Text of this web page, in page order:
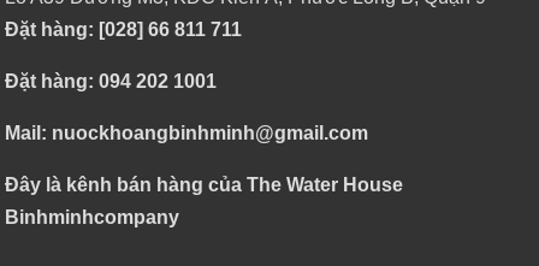
Đặt hàng: [028] 66 811 711
Đặt hàng: 094 202 1001
Mail: nuockhoangbinhminh@gmail.com
Đây là kênh bán hàng của The Water House
Binhminhcompany